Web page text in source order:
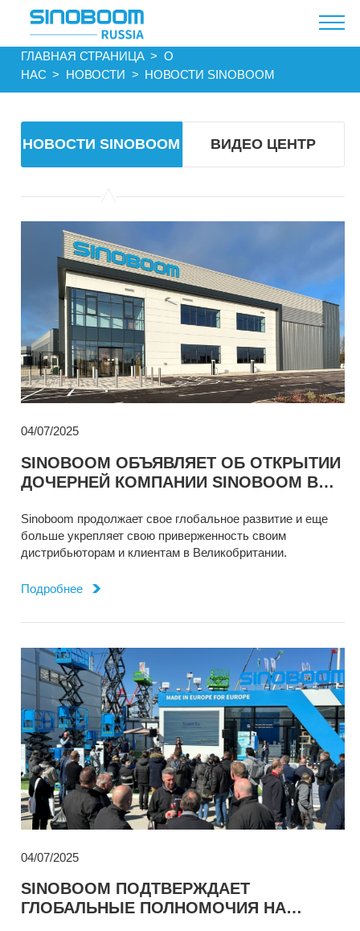
ГЛАВНАЯ СТРАНИЦА​​ > О
НАС > НОВОСТИ > НОВОСТИ SINOBOOM
НОВОСТИ SINOBOOM ВИДЕО ЦЕНТР
04/07/2025
SINOBOOM ОБЪЯВЛЯЕТ ОБ ОТКРЫТИИ
ДОЧЕРНЕЙ КОМПАНИИ SINOBOOM В
Sinoboom продолжает свое глобальное развитие и еще
больше укрепляет свою приверженность своим
дистрибьюторам и клиентам в Великобритании.
Подробнее
04/07/2025
SINOBOOM ПОДТВЕРЖДАЕТ
ГЛОБАЛЬНЫЕ ПОЛНОМОЧИЯ НА